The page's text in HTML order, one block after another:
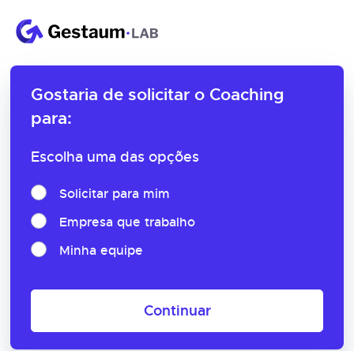
Gostaria de solicitar o Coaching
para:
Escolha uma das opções
Solicitar para mim
Empresa que trabalho
Minha equipe
Continuar